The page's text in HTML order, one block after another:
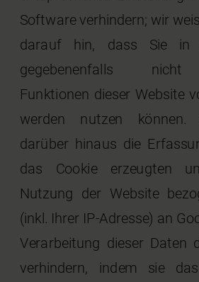
Software verhindern; wir
darauf hin, dass Sie in
gegebenenfalls nicht
Funktionen dieser Website
werden nutzen können.
darüber hinaus die
das Cookie erzeugten
Nutzung der Website
(inkl. Ihrer IP-Adresse) an
Verarbeitung dieser Daten
verhindern, indem sie